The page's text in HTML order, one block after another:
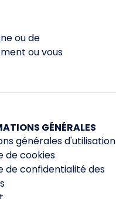
ou de
ou vous
GÉNÉRALES
générales d'utilisation
de cookies
de confidentialité des